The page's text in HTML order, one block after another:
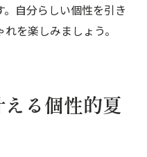
自分らしい個性を引き
を楽しみましょう。
る個性的夏